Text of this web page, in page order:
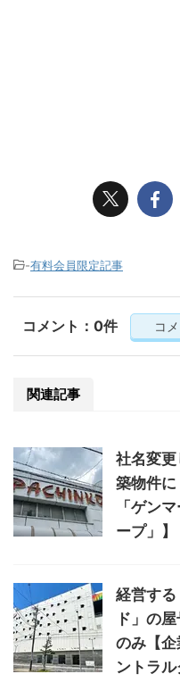
-有料会員限定記事
コメント：0件 コ
関連記事
社名変
築物件に
「ゲン
ープ」】
経営す
ド」の
のみ【
ントラル